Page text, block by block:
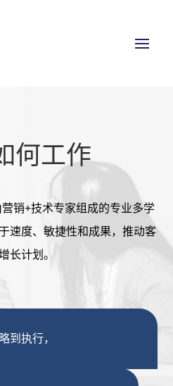
何工作
销+技术专家组成的专业多学
速度、敏捷性和成果，推动客
长计划。
到执行，